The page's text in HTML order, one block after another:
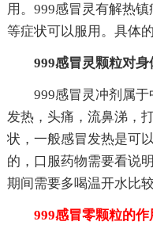
用。999感冒灵有解热
等症状可以服用。具体
999感冒灵颗粒对
999感冒灵冲剂属于
发热，头痛，流鼻涕，
状，一般感冒发热是可
的，口服药物需要看说
期间需要多喝温开水比较
999感冒零颗粒的作